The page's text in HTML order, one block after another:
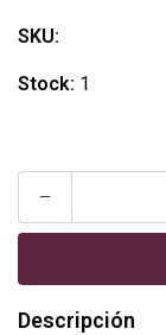
SKU:
Stock: 1
-
Descripción